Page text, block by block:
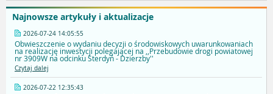
Najnowsze artykuły i aktualizacje
2026-07-24 14:05:55
Obwieszczenie o wydaniu decyzji o środowiskowych uwarunkowaniach
na realizację inwestycji polegającej na ,,Przebudowie drogi powiatowej
nr 3909W na odcinku Sterdyń - Dzierzby''
Czytaj dalej
2026-07-22 12:35:43